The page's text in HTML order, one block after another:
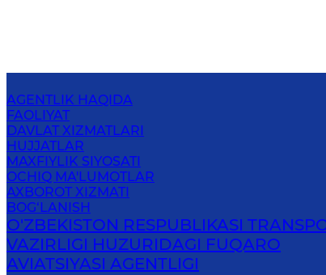
AGENTLIK HAQIDA
FAOLIYAT
DAVLAT XIZMATLARI
HUJJATLAR
MAXFIYLIK SIYOSATI
OCHIQ MA'LUMOTLAR
AXBOROT XIZMATI
BOG‘LANISH
O'ZBEKISTON RESPUBLIKASI
VAZIRLIGI HUZURIDAGI FUQARO
AVIATSIYASI AGENTLIGI